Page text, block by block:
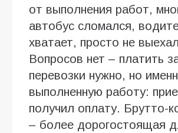
от выполнения работ,
автобус сломался,
хватает, просто не
Вопросов нет – платить
перевозки нужно, но
выполненную работу:
получил оплату. Брутто-
– более дорогостоящая